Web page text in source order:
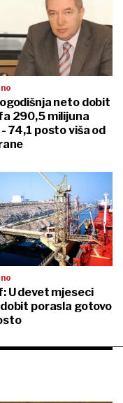
neto dobit
290,5 milijuna
74,1 posto viša od
U devet mjeseci
porasla gotovo